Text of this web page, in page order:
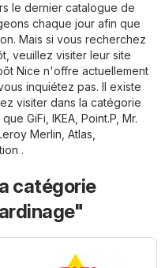
le dernier catalogue de
chaque jour afin que
Mais si vous recherchez
veuillez visiter leur site
Nice n'offre actuellement
inquiétez pas. Il existe
visiter dans la catégorie
que GiFi IKEA Point.P Mr.
Merlin Atlas
.
catégorie